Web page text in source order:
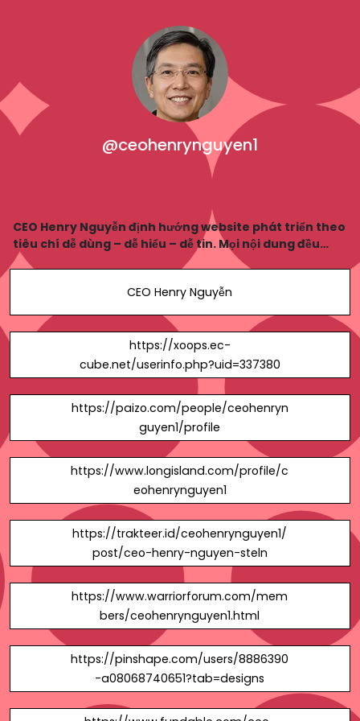
@ceohenrynguyen1
CEO Henry Nguyễn định hướng website phát triển theo
tiêu chí dễ dùng – dễ hiểu – dễ tin. Mọi nội dung đều
phục vụ người đọc. Không gây khó khăn khi tiếp cận.
CEO Henry Nguyễn
https://xoops.ec-
cube.net/userinfo.php?uid=337380
https://paizo.com/people/ceohenryn
guyen1/profile
https://www.longisland.com/profile/c
eohenrynguyen1
https://trakteer.id/ceohenrynguyen1/
post/ceo-henry-nguyen-steln
https://www.warriorforum.com/mem
bers/ceohenrynguyen1.html
https://pinshape.com/users/8886390
-a08068740651?tab=designs